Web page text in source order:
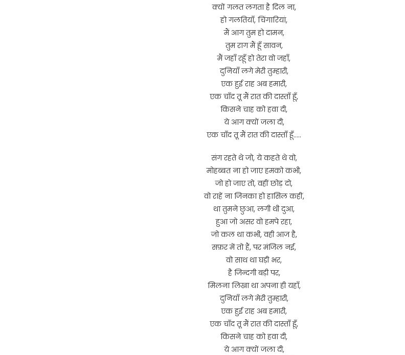
क्यों गलत लगता है दिल ना,
हो गलतियाँ, चिंगारियां,
मैं आग तुम हो दामन,
तुम राग मैं हूँ सावन,
मैं जहाँ रहूँ हो तेरा वो जहाँ,
दुनियाँ लगे मेरी तुम्हारी,
एक हुई राह अब हमारी,
एक चाँद तू मैं रात की दास्ताँ हूँ,
किसने चाह को हवा दी,
ये आग क्यों जला दी,
एक चाँद तू मैं रात की दास्ताँ हूँ…..
संग रहते थे जो, ये कहते थे वो,
मोहब्बत ना हो जाए हमको कभी,
जो हो जाए तो, वहीं छोड़ दो,
वो राहें ना जिनका हो हासिल कहीं,
था तुमने छुआ, लगी थी दुआ,
हुआ जो असर वो हमपे रहा,
जो कल था कभी, वही आज है,
सफ़र में तो हैं, पर मंजिल नई,
वो साथ था घड़ी भर,
है जिन्दगी बड़ी पर,
मिलना लिखा था अपना ही यहाँ,
दुनियाँ लगे मेरी तुम्हारी,
एक हुई राह अब हमारी,
एक चाँद तू मैं रात की दास्ताँ हूँ,
किसने चाह को हवा दी,
ये आग क्यों जला दी,